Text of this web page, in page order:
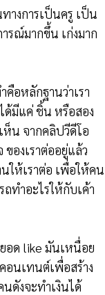
างการเป็นครู เป็น
รณ์มากขึ้น เก่งมาก
คือหลักฐานว่าเรา
ด้มีแค่ ชิ้น หรือสอง
ห็น จากคลิปวีดีโอ
ของเราต่ออยู่แล้ว
ให้เราต่อ เพื่อให้คน
ถทำอะไรให้กับเค้า
อด like มันเหนื่อย
อนเทนต์เพื่อสร้าง
ดังจะทำเงินได้